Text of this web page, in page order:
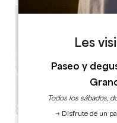
Les
Paseo y
Todos los sábados,
→ Disfrute de un